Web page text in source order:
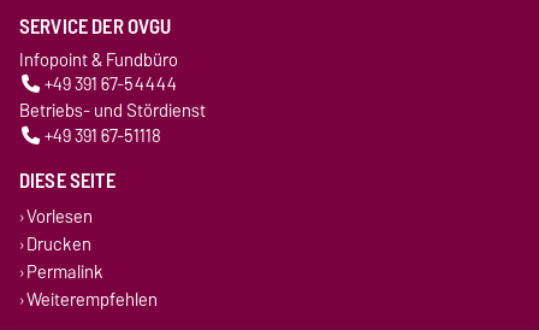
SERVICE DER OVGU
Infopoint & Fundbüro
+49 391 67-54444
Betriebs- und Stördienst
+49 391 67-51118
DIESE SEITE
Vorlesen
Drucken
Permalink
Weiterempfehlen